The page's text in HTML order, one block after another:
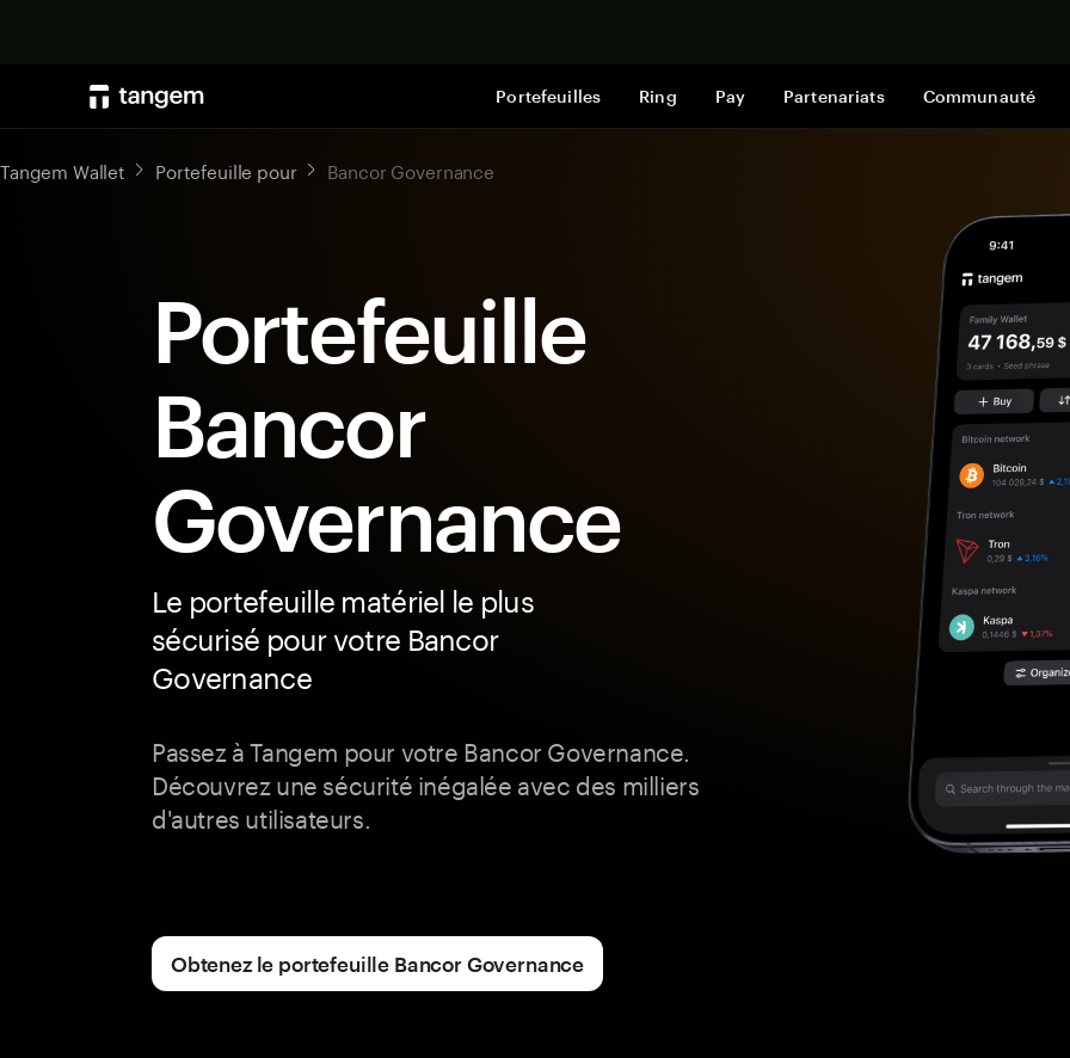
Portefeuilles Ring Pay Partenariats Communauté
Tangem Wallet Portefeuille pour Bancor Governance
Portefeuille
Bancor
Governance
Le portefeuille matériel le plus
sécurisé pour votre Bancor
Governance
Passez à Tangem pour votre Bancor Governance.
Découvrez une sécurité inégalée avec des milliers
d'autres utilisateurs.
Obtenez le portefeuille Bancor Governance